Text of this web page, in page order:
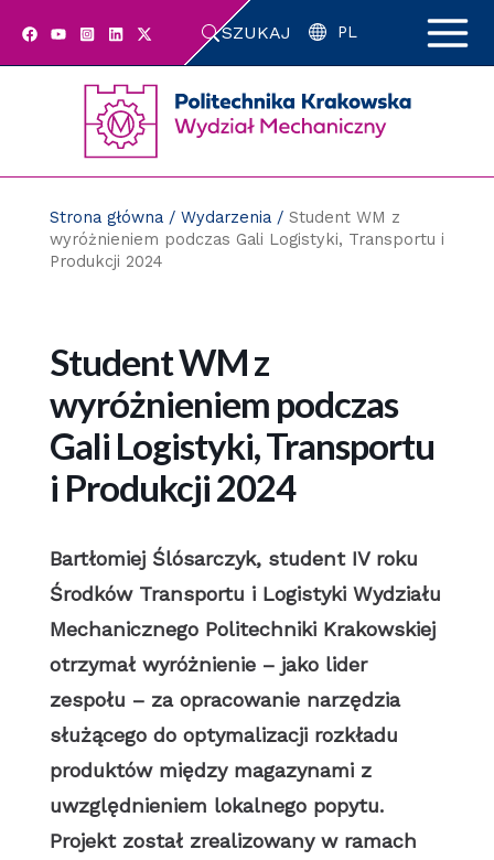
SZUKAJ PL
Strona główna/ Wydarzenia/ Student WM z
wyróżnieniem podczas Gali Logistyki, Transportu i
Produkcji 2024
Student WM z
wyróżnieniem podczas
Gali Logistyki, Transportu
i Produkcji 2024
Bartłomiej Ślósarczyk, student IV roku
Środków Transportu i Logistyki Wydziału
Mechanicznego Politechniki Krakowskiej
otrzymał wyróżnienie – jako lider
zespołu – za opracowanie narzędzia
służącego do optymalizacji rozkładu
produktów między magazynami z
uwzględnieniem lokalnego popytu.
Projekt został zrealizowany w ramach